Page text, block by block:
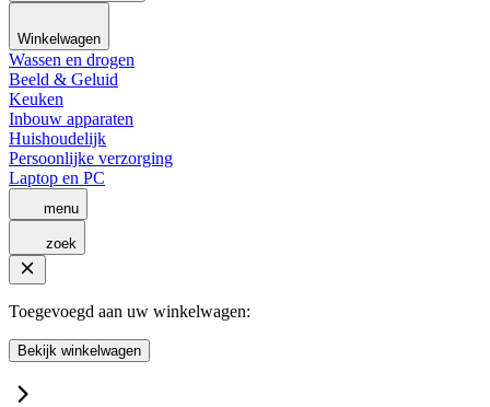
Winkelwagen
Wassen en drogen
Beeld & Geluid
Keuken
Inbouw apparaten
Huishoudelijk
Persoonlijke verzorging
Laptop en PC
menu
zoek
Toegevoegd aan uw winkelwagen:
Bekijk winkelwagen